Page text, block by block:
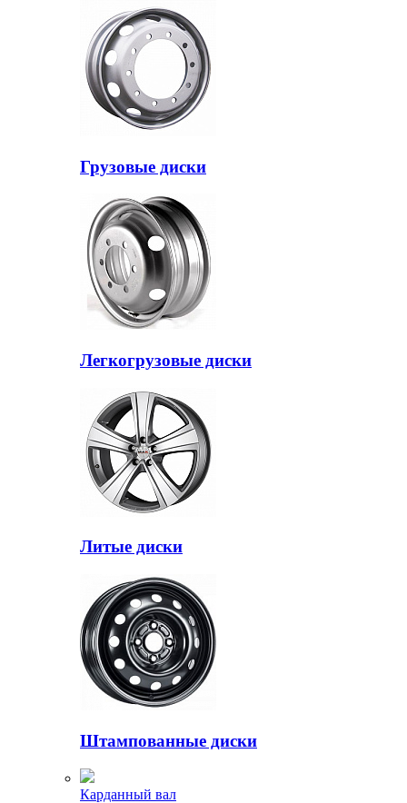
Грузовые диски
Легкогрузовые диски
Литые диски
Штампованные диски
Карданный вал